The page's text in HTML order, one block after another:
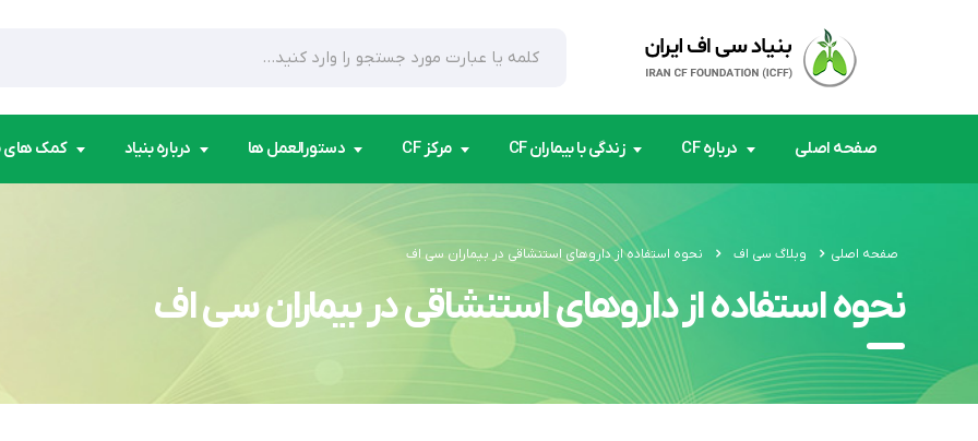
صفحه اصلی درباره CF زندگی با بیماران CF مرکز CF دستورالعمل ها درباره بنیاد کمک های
صفحه اصلی وبلاگ سی اف نحوه استفاده از داروهای استنشاقی در بیماران سی اف
نحوه استفاده از داروهای استنشاقی در بیماران سی اف